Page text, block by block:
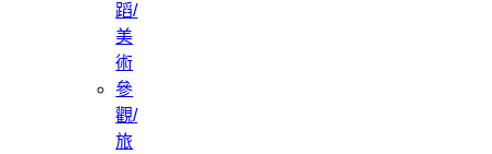
蹈/
美
術
參
觀/
旅